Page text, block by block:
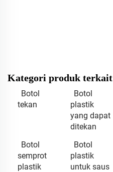
Kategori produk terkait
Botol
tekan
Botol
plastik
yang dapat
ditekan
Botol
semprot
plastik
Botol
plastik
untuk saus